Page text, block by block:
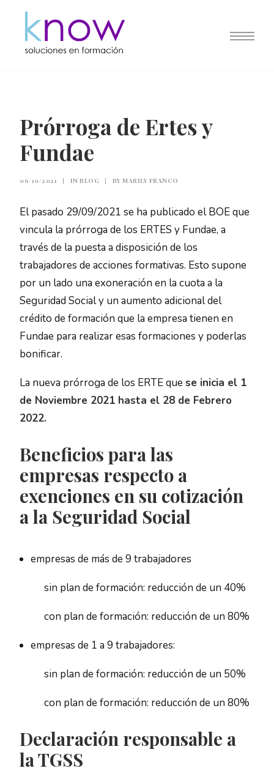
CONSULTORÍA FUNDAE
EXPRESS 1 HR.
RESERVA REUNIÓN
Prórroga de Ertes y
Fundae
06/10/2021 | IN BLOG | BY MARILY FRANCO
El pasado 29/09/2021 se ha publicado el BOE que
vincula la prórroga de los ERTES y Fundae, a
través de la puesta a disposición de los
trabajadores de acciones formativas. Esto supone
por un lado una exoneración en la cuota a la
Seguridad Social y un aumento adicional del
crédito de formación que la empresa tienen en
Fundae para realizar esas formaciones y poderlas
bonificar.
La nueva prórroga de los ERTE quese inicia el 1
de Noviembre 2021 hasta el 28 de Febrero
2022.
Beneficios para las
empresas respecto a
exenciones en su cotización
a la Seguridad Social
empresas de más de 9 trabajadores
sin plan de formación: reducción de un 40%
con plan de formación: reducción de un 80%
empresas de 1 a 9 trabajadores:
sin plan de formación: reducción de un 50%
con plan de formación: reducción de un 80%
Declaración responsable a
la TGSS